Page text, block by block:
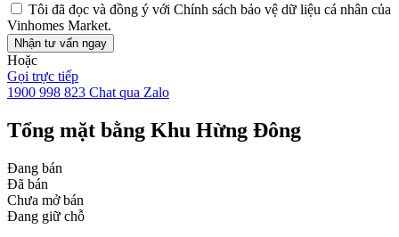
Tôi đã đọc và đồng ý với Chính sách bảo vệ dữ liệu cá nhân của
Vinhomes Market.
Nhận tư vấn ngay
Hoặc
Gọi trực tiếp
1900 998 823 Chat qua Zalo
Tổng mặt bằng Khu Hừng Đông
Đang bán
Đã bán
Chưa mở bán
Đang giữ chỗ